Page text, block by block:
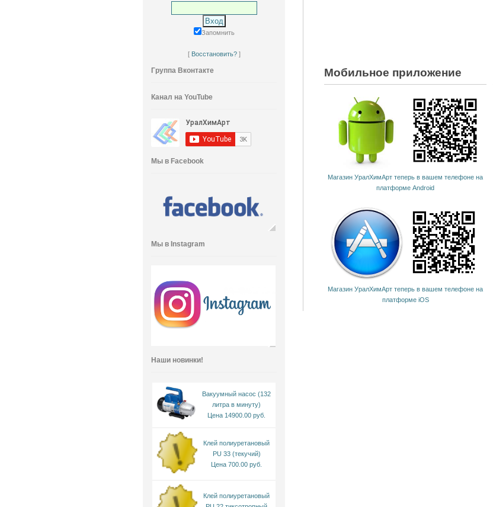
Мобильное приложение
Магазин УралХимАрт теперь в вашем телефоне на
платформе Android
Магазин УралХимАрт теперь в вашем телефоне на
платформе iOS
Запомнить
[ Восстановить?]
Группа Вконтакте
Канал на YouTube
Мы в Facebook
Мы в Instagram
Наши новинки!
Вакуумный насос (132
литра в минуту)
Цена 14900.00 руб.
Клей полиуретановый
PU 33 (текучий)
Цена 700.00 руб.
Клей полиуретановый